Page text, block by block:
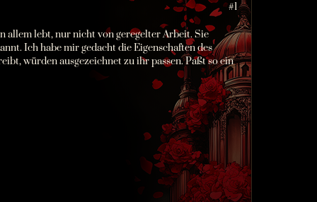
#1
allem lebt, nur nicht von geregelter Arbeit. Sie
Ich habe mir gedacht die Eigenschaften des
würden ausgezeichnet zu ihr passen. Paßt so ein